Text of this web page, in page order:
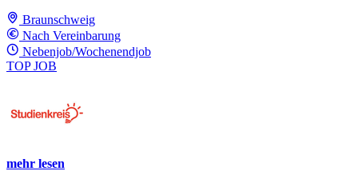
Braunschweig
Nach Vereinbarung
Nebenjob/Wochenendjob
TOP JOB
mehr lesen